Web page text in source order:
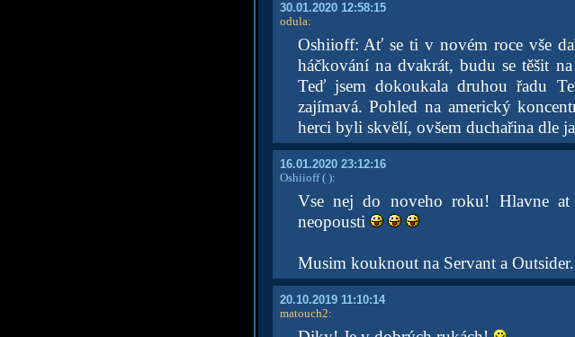
30.01.2020 12:58:15
odula:
Oshiioff: Ať se ti v novém roce vše
háčkování na dvakrát, budu se těšit
Teď jsem dokoukala druhou řadu
zajímavá. Pohled na americký
herci byli skvělí, ovšem duchařina dle
16.01.2020 23:12:16
Oshiioff( ):
Vse nej do noveho roku! Hlavne at
neopousti
Musim kouknout na Servant a
20.10.2019 11:10:14
matouch2: